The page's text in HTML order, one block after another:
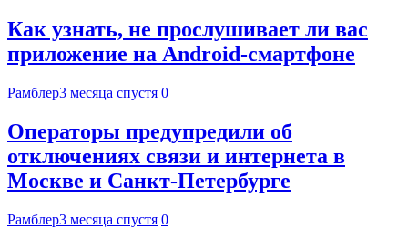
Как узнать, не прослушивает ли вас
приложение на Android-смартфоне
Рамблер3 месяца спустя 0
Операторы предупредили об
отключениях связи и интернета в
Москве и Санкт-Петербурге
Рамблер3 месяца спустя 0